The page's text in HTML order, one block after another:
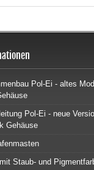
Pol-Ei - altes
Pol-Ei - neue
Gehäuse
Staub- und